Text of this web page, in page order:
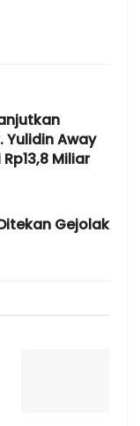
Yulidin Away
Miliar
Gejolak